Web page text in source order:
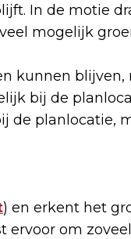
In de motie
mogelijk
kunnen
bij de
de planlocatie,
) en erkent het
ervoor om